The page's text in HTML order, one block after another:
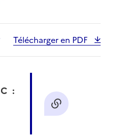
par email
Copier dans le presse-papier
Télécharger en PDF
: